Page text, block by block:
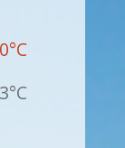
°C
°C